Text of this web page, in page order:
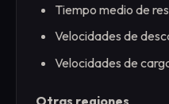
Tiempo medio de
Velocidades de
Velocidades de
Otras regiones